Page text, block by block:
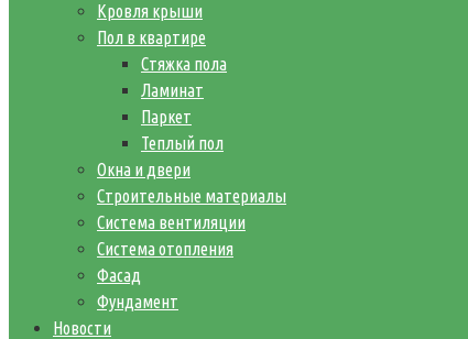
Кровля крыши
Пол в квартире
Стяжка пола
Ламинат
Паркет
Теплый пол
Окна и двери
Строительные материалы
Система вентиляции
Система отопления
Фасад
Фундамент
Новости